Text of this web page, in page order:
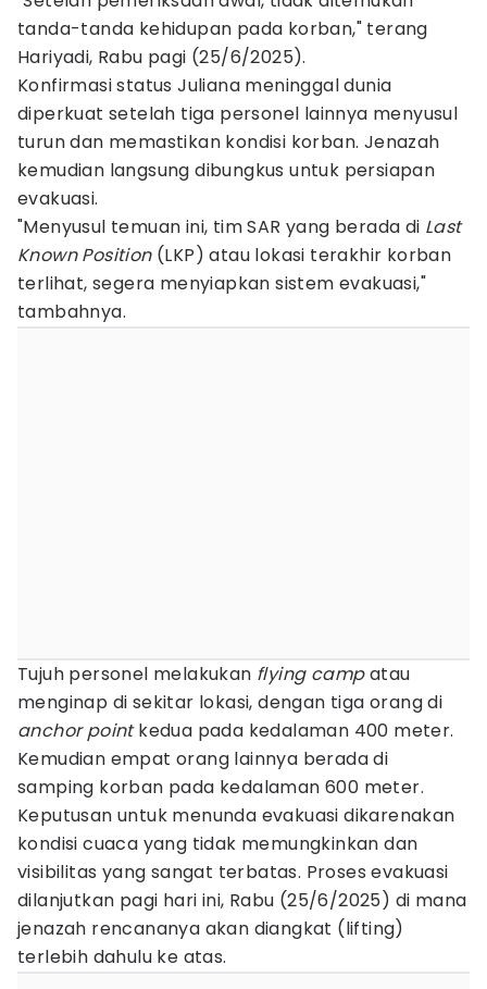
tanda-tanda kehidupan pada korban," terang
Hariyadi, Rabu pagi (25/6/2025).
Konfirmasi status Juliana meninggal dunia
diperkuat setelah tiga personel lainnya menyusul
turun dan memastikan kondisi korban. Jenazah
kemudian langsung dibungkus untuk persiapan
evakuasi.
"Menyusul temuan ini, tim SAR yang berada di Last
Known Position (LKP) atau lokasi terakhir korban
terlihat, segera menyiapkan sistem evakuasi,"
tambahnya.
Tujuh personel melakukan flying campatau
menginap di sekitar lokasi, dengan tiga orang di
anchor pointkedua pada kedalaman 400 meter.
Kemudian empat orang lainnya berada di
samping korban pada kedalaman 600 meter.
Keputusan untuk menunda evakuasi dikarenakan
kondisi cuaca yang tidak memungkinkan dan
visibilitas yang sangat terbatas. Proses evakuasi
dilanjutkan pagi hari ini, Rabu (25/6/2025) di mana
jenazah rencananya akan diangkat (lifting)
terlebih dahulu ke atas.